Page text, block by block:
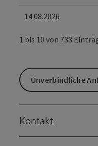
14.08.2026
1 bis 10 von 733
Unverbindliche
Kontakt